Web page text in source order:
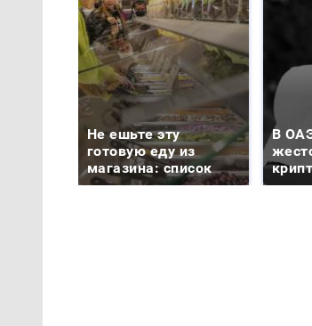
Не ешьте эту
готовую еду из
магазина: список
В